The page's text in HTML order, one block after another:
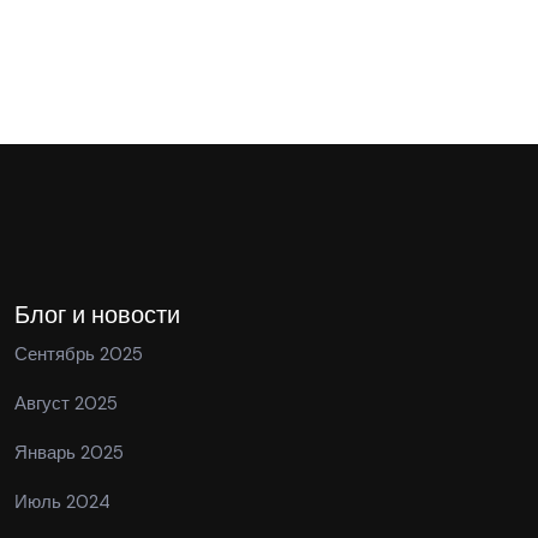
Блог и новости
Сентябрь 2025
Август 2025
Январь 2025
Июль 2024